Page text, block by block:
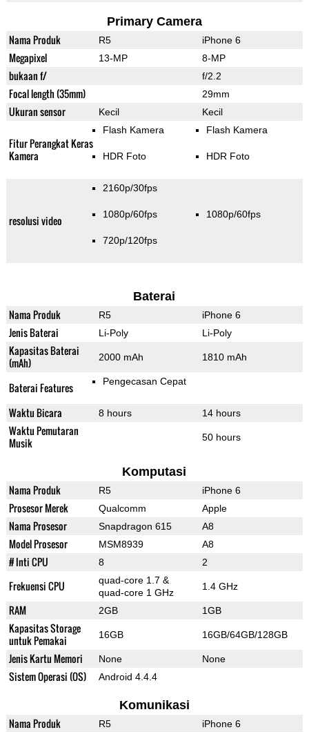
Primary Camera
Nama Produk R5 iPhone 6
Megapixel 13-MP 8-MP
bukaan f/ f/2.2
Focal length (35mm) 29mm
Ukuran sensor Kecil Kecil
Fitur Perangkat Keras
Kamera
Flash Kamera
HDR Foto
Flash Kamera
HDR Foto
resolusi video
2160p/30fps
1080p/60fps
720p/120fps
1080p/60fps
Baterai
Nama Produk R5 iPhone 6
Jenis Baterai Li-Poly Li-Poly
Kapasitas Baterai
(mAh)
2000 mAh 1810 mAh
Baterai Features Pengecasan Cepat
Waktu Bicara 8 hours 14 hours
Waktu Pemutaran
Musik
50 hours
Komputasi
Nama Produk R5 iPhone 6
Prosesor Merek Qualcomm Apple
Nama Prosesor Snapdragon 615 A8
Model Prosesor MSM8939 A8
# Inti CPU 8 2
Frekuensi CPU
quad-core 1.7 &
quad-core 1 GHz
1.4 GHz
RAM 2GB 1GB
Kapasitas Storage
untuk Pemakai
16GB 16GB/64GB/128GB
Jenis Kartu Memori None None
Sistem Operasi (OS) Android 4.4.4
Komunikasi
Nama Produk R5 iPhone 6